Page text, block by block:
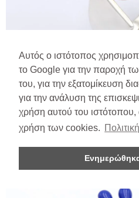
Αυτός ο ιστότοπος
το Google για την παροχή
του, για την εξατομίκευση
για την ανάλυση της
χρήση αυτού του ιστότοπου,
χρήση των cookies.